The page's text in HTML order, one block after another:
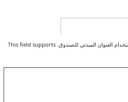
كي لا تعرض أي عنوان، أو اتركه فارغاً لاستخدام العنوان المبدئي للصندوق. This field supports